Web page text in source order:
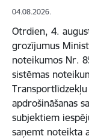
04.08.2026.
Otrdien, 4.
grozījumus
noteikumos Nr.
sistēmas
apdrošināšanas
subjektiem
saņemt noteikta